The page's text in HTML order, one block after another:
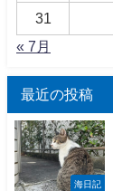
31
« 7月
最近の投稿
海日記